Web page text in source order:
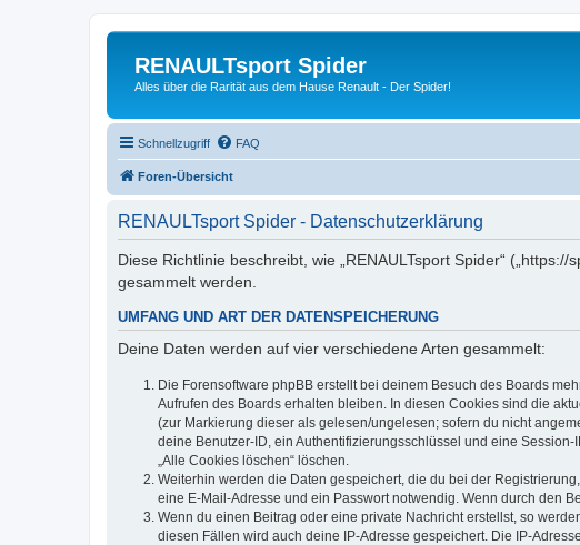
RENAULTsport Spider
Alles über die Rarität aus dem Hause Renault - Der Spider!
Schnellzugriff FAQ
Foren-Übersicht
RENAULTsport Spider - Datenschutzerklärung
Diese Richtlinie beschreibt, wie „RENAULTsport Spider“
gesammelt werden.
UMFANG UND ART DER DATENSPEICHERUNG
Deine Daten werden auf vier verschiedene Arten gesammelt:
Die Forensoftware phpBB erstellt bei deinem Besuch des Boards
Aufrufen des Boards erhalten bleiben. In diesen Cookies sind die
(zur Markierung dieser als gelesen/ungelesen; sofern du nicht
deine Benutzer-ID, ein Authentifizierungsschlüssel und eine
„Alle Cookies löschen“ löschen.
Weiterhin werden die Daten gespeichert, die du bei der
eine E-Mail-Adresse und ein Passwort notwendig. Wenn durch den
Wenn du einen Beitrag oder eine private Nachricht erstellst, so
diesen Fällen wird auch deine IP-Adresse gespeichert. Die IP-